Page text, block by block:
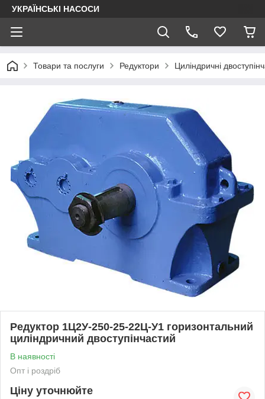
УКРАЇНСЬКІ НАСОСИ
Товари та послуги Редуктори Циліндричні
Редуктор 1Ц2У-250-25-22Ц-У1 горизонтальний
циліндричний двоступінчастий
В наявності
Опт і роздріб
Ціну уточнюйте